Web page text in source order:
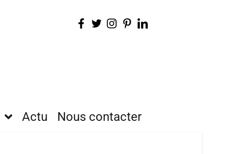
Actu Nous contacter